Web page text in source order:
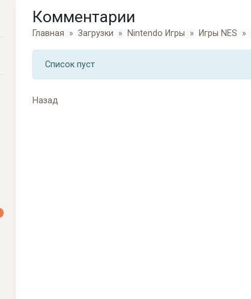
Комментарии
Главная Загрузки Nintendo Игры Игры NES
Список пуст
Назад